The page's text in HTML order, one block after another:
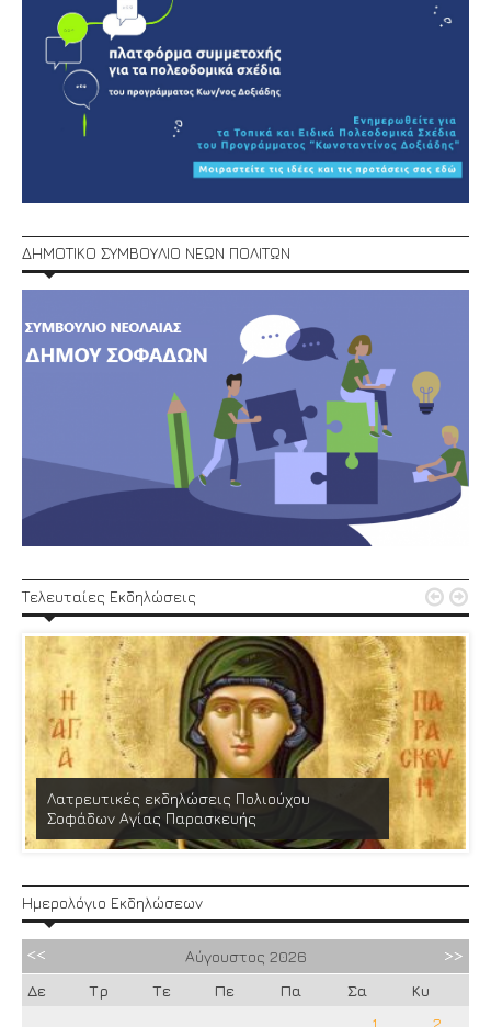
ΔΗΜΟΤΙΚΟ ΣΥΜΒΟΥΛΙΟ ΝΕΩΝ ΠΟΛΙΤΩΝ
Τελευταίες Εκδηλώσεις
Λατρευτικές εκδηλώσεις Πολιούχου
Σοφάδων Αγίας Παρασκευής
 
Ημερολόγιο Εκδηλώσεων
Αύγουστος 2026
Δε
Τρ Τε Πε Πα Σα
Κυ